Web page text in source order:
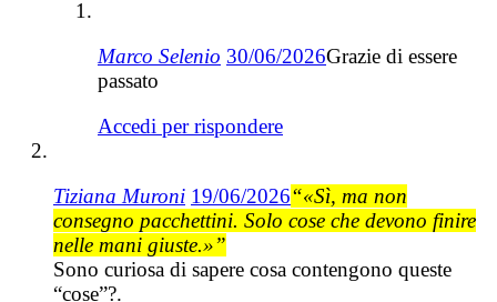
Marco Selenio 30/06/2026Grazie di essere
passato
Accedi per rispondere
Tiziana Muroni 19/06/2026“«Sì, ma non
consegno pacchettini. Solo cose che devono finire
nelle mani giuste.»”
Sono curiosa di sapere cosa contengono queste
“cose”?.